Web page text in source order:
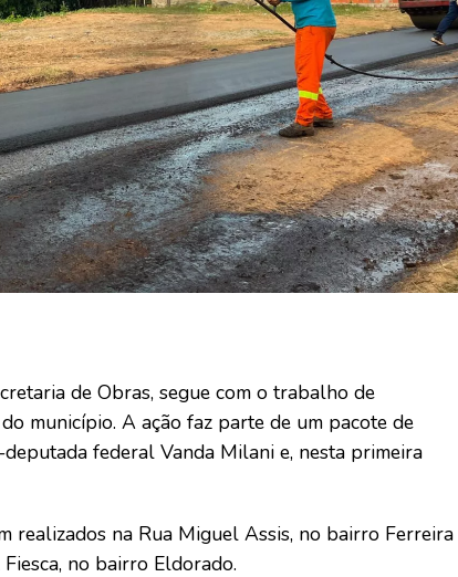
de Obras, segue com o trabalho de
município. A ação faz parte de um pacote de
federal Vanda Milani e, nesta primeira
realizados na Rua Miguel Assis, no bairro Ferreira
no bairro Eldorado.